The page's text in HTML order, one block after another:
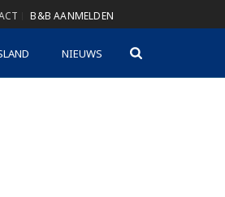
B&B AANMELDEN
NIEUWS